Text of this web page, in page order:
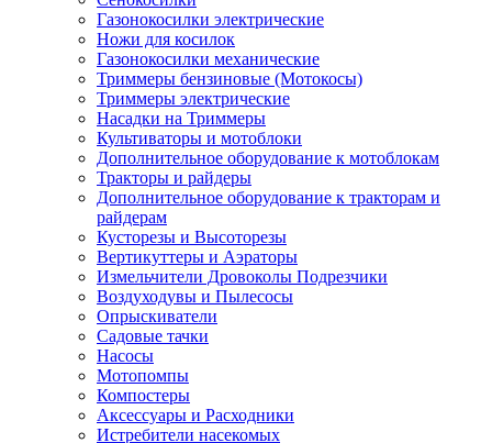
Газонокосилки электрические
Ножи для косилок
Газонокосилки механические
Триммеры бензиновые (Мотокосы)
Триммеры электрические
Насадки на Триммеры
Культиваторы и мотоблоки
Дополнительное оборудование к мотоблокам
Тракторы и райдеры
Дополнительное оборудование к тракторам и
райдерам
Кусторезы и Высоторезы
Вертикуттеры и Аэраторы
Измельчители Дровоколы Подрезчики
Воздуходувы и Пылесосы
Опрыскиватели
Садовые тачки
Насосы
Мотопомпы
Компостеры
Аксессуары и Расходники
Истребители насекомых